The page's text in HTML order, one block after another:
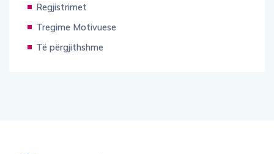
Regjistrimet
Tregime Motivuese
Të përgjithshme